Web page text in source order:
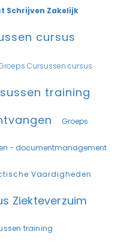
Schrijven Zakelijk
cursus
Cursussen cursus
training
Groeps
- documentmanagement
Vaardigheden
Ziekteverzuim
training